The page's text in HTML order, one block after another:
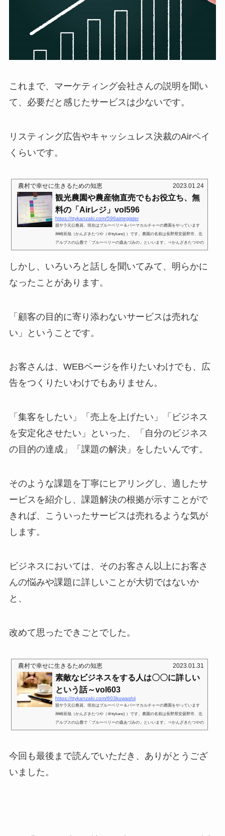
これまで、マーケティング会社さんの説明を聞い
て、必要だと感じたサービスは少ないです。
リスティング広告やキャッシュレス決裁のAirペイ
くらいです。
農村で幸せに生きるための知恵 2023.01.24
観光農園や農産物直売でもお役立ち、無
料の「Airレジ」vol596
https://ttykanzaki.com/596airregister
脱サラ元公務員、現在はブルーベリー＆パーマカルチャーの農園をやっています
神崎辰哉（かんざきたつや（＠ttykanz) ）です。農園の名前は長野県安曇野市、北
アルプスの山麓で「ブルーベリーの森あづみの」といいます。⇒かんざきたつやの
プロフィールページを見る⇒「ブルーベリーの森あづみのホームページ」をみる。
農園やイベントで出店したときにキッチンカーでスウィーツや農産物を直売した時
しかし、いろいろと話しを聞いてみて、明らかに
なったことがあります。
「顧客の目的に寄り添わないサービスは売れな
い」ということです。
お客さんは、WEBページを作りたいわけでも、広
告をつくりたいわけでもありません。
「集客をしたい」「売上を上げたい」「ビジネス
を安定化させたい」といった、「自分のビジネス
の目的の達成」「課題の解決」をしたいんです。
そのような課題を丁寧にヒアリングし、適したサ
ービスを紹介し、課題解決の根拠が示すことがで
きれば、こういったサービスは売れるような気が
します。
ビジネスにおいては、そのお客さん以上にお客さ
んの悩みや課題に詳しいことが大切ではないか
と、
改めて思ったできごとでした。
農村で幸せに生きるための知恵 2023.01.31
素敵なビジネスをする人は〇〇に詳しい
という話～vol603
https://ttykanzaki.com/603kuwashii
脱サラ元公務員、現在はブルーベリー＆パーマカルチャーの農園をやっています
神崎辰哉（かんざきたつや（＠ttykanz) ）です。農園の名前は長野県安曇野市、北
アルプスの山麓で「ブルーベリーの森あづみの」といいます。⇒かんざきたつやの
プロフィールページを見る⇒「ブルーベリーの森あづみのホームページ」をみる。
はありません。セールストークでもありません。では一体何にそ...
今回も最後まで読んでいただき、ありがとうござ
いました。